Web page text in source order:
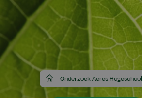
Aeres
Hogeschool
Onderzoek Aeres Hogeschool